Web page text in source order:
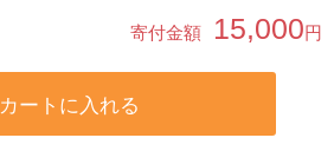
寄付金額 15,000円
カートに入れる